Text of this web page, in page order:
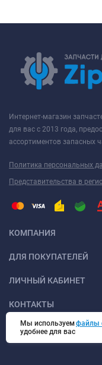
Интернет-магазин
для вас с 2013 года,
ассортиментов запасных
Политика персональных
Представительства в
КОМПАНИЯ
ДЛЯ ПОКУПАТЕЛЕЙ
ЛИЧНЫЙ КАБИНЕТ
КОНТАКТЫ
Мы используемфайлы
удобнее для вас